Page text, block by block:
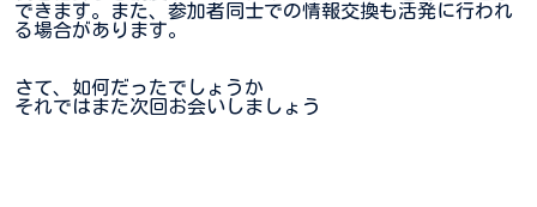
できます。また、参加者同士での情報交換も活発に行われ
る場合があります。
さて、如何だったでしょうか
それではまた次回お会いしましょう